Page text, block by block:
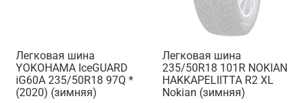
Легковая шина
YOKOHAMA IceGUARD
iG60A 235/50R18 97Q *
(2020) (зимняя)
Легковая шина
235/50R18 101R NOKIAN
HAKKAPELIITTA R2 XL
Nokian (зимняя)